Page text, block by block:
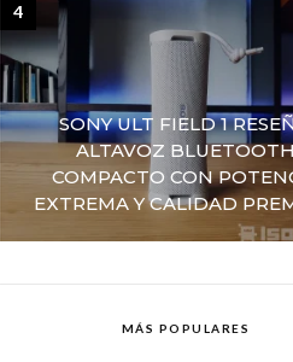
SONY ULT FIELD 1
ALTAVOZ
COMPACTO CON
EXTREMA Y CALIDAD
4
MÁS POPULARES